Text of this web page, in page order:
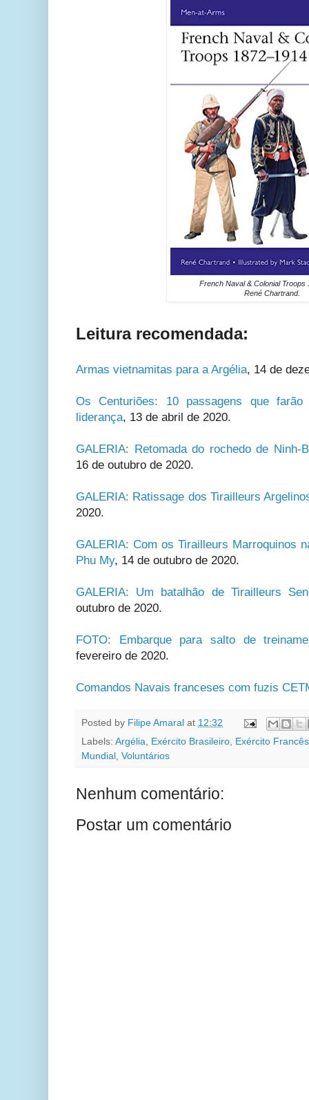
French Naval & Colonial Troops
René Chartrand.
Leitura recomendada:
Armas vietnamitas para a Argélia, 14 de
Os Centuriões: 10 passagens que
liderança, 13 de abril de 2020.
GALERIA: Retomada do rochedo de Ninh-
16 de outubro de 2020.
GALERIA: Ratissage dos Tirailleurs
2020.
GALERIA: Com os Tirailleurs Marroquinos
Phu My, 14 de outubro de 2020.
GALERIA: Um batalhão de Tirailleurs
outubro de 2020.
FOTO: Embarque para salto de
fevereiro de 2020.
Comandos Navais franceses com fuzis
Posted by Filipe Amaral at 12:32
Labels: Argélia Exército Brasileiro Exército Francês
Mundial Voluntários
Nenhum comentário:
Postar um comentário